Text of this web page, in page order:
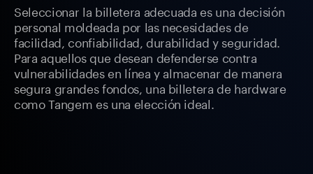
Seleccionar la billetera adecuada es una decisión
personal moldeada por las necesidades de
facilidad, confiabilidad, durabilidad y seguridad.
Para aquellos que desean defenderse contra
vulnerabilidades en línea y almacenar de manera
segura grandes fondos, una billetera de hardware
como Tangem es una elección ideal.